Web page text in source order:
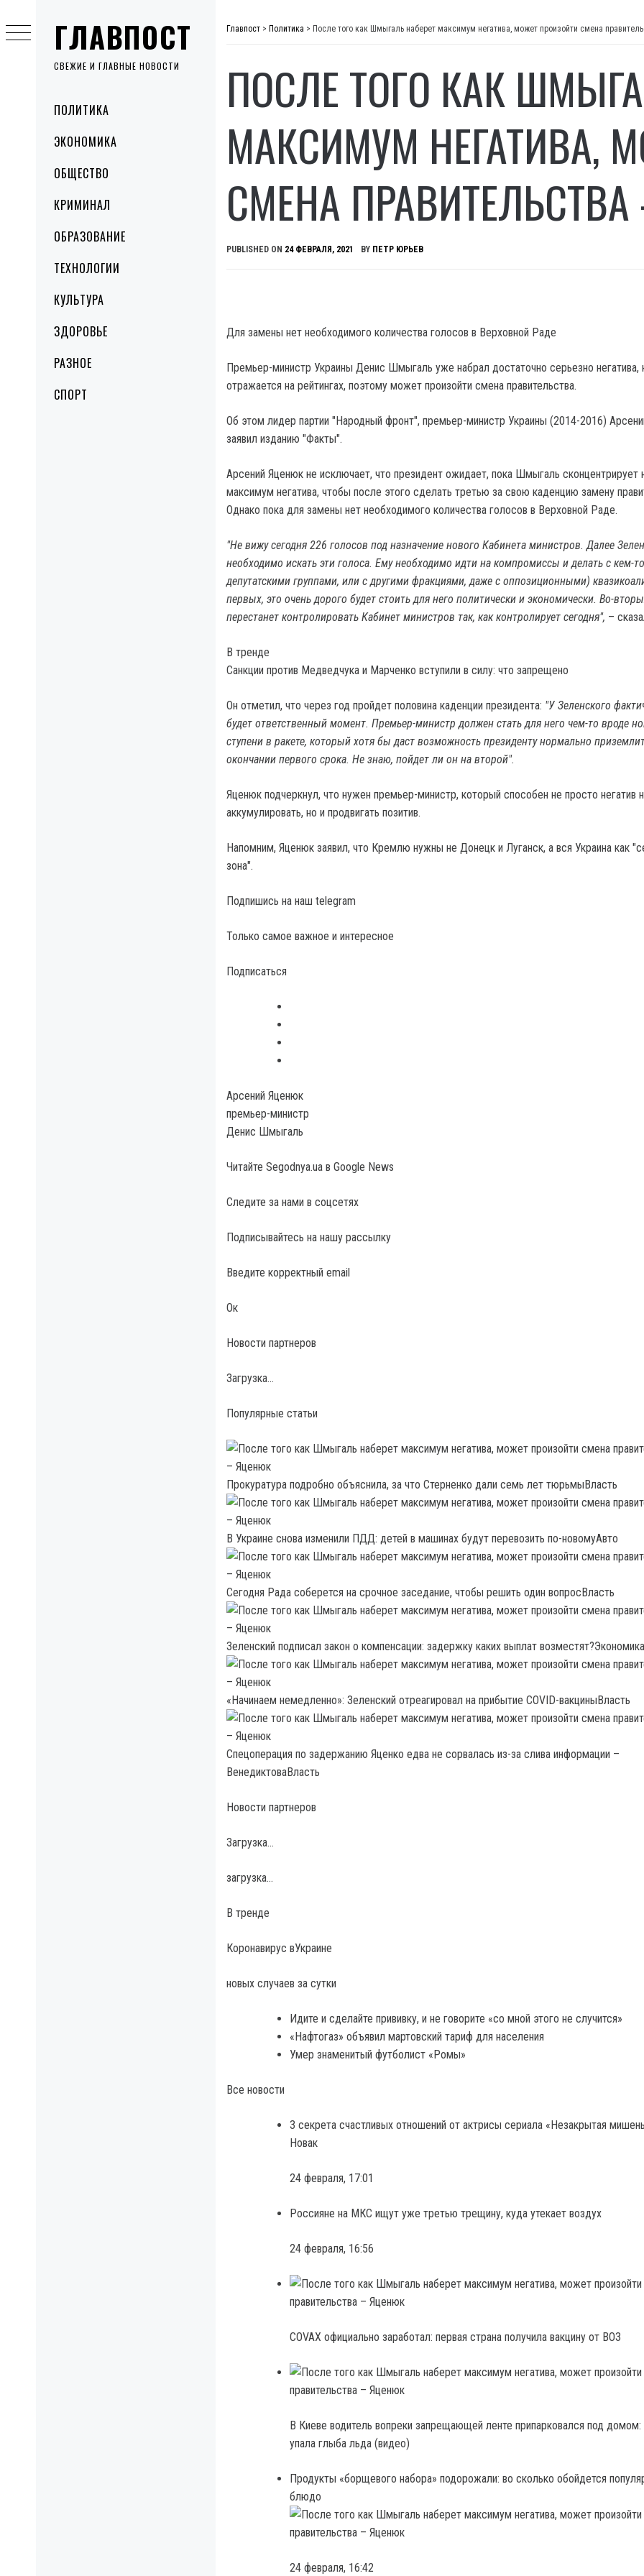
ГЛАВПОСТ
СВЕЖИЕ И ГЛАВНЫЕ НОВОСТИ
MenuПОЛИТИКА
ЭКОНОМИКА
ОБЩЕСТВО
КРИМИНАЛ
ОБРАЗОВАНИЕ
ТЕХНОЛОГИИ
КУЛЬТУРА
ЗДОРОВЬЕ
РАЗНОЕ
СПОРТ
to
content
Главпост > Политика > После того как Шмыгаль наберет максимум негатива, может произойти смена
ПОСЛЕ ТОГО КАК
МАКСИМУМ НЕГАТИВА,
СМЕНА
PUBLISHED ON 24 ФЕВРАЛЯ, 2021 BY ПЕТР ЮРЬЕВ
Для замены нет необходимого количества голосов в Верховной Раде
Премьер-министр Украины Денис Шмыгаль уже набрал достаточно серьезно негатива,
отражается на рейтингах, поэтому может произойти смена правительства.
Об этом лидер партии "Народный фронт", премьер-министр Украины (2014-2016)
заявил изданию "Факты".
Арсений Яценюк не исключает, что президент ожидает, пока Шмыгаль сконцентрирует
максимум негатива, чтобы после этого сделать третью за свою каденцию замену
Однако пока для замены нет необходимого количества голосов в Верховной Раде.
"Не вижу сегодня 226 голосов под назначение нового Кабинета министров. Далее
необходимо искать эти голоса. Ему необходимо идти на компромиссы и делать с кем-
депутатскими группами, или с другими фракциями, даже с оппозиционными)
первых, это очень дорого будет стоить для него политически и экономически. Во-
перестанет контролировать Кабинет министров так, как контролирует сегодня", –
В тренде
Санкции против Медведчука и Марченко вступили в силу: что запрещено
Он отметил, что через год пройдет половина каденции президента: "У Зеленского
будет ответственный момент. Премьер-министр должен стать для него чем-то вроде
ступени в ракете, который хотя бы даст возможность президенту нормально
окончании первого срока. Не знаю, пойдет ли он на второй".
Яценюк подчеркнул, что нужен премьер-министр, который способен не просто негатив
аккумулировать, но и продвигать позитив.
Напомним, Яценюк заявил, что Кремлю нужны не Донецк и Луганск, а вся Украина как
зона".
Подпишись на наш telegram
Только самое важное и интересное
Подписаться
Арсений Яценюк
премьер-министр
Денис Шмыгаль
Читайте Segodnya.ua в Google News
Следите за нами в соцсетях
Подписывайтесь на нашу рассылку
Введите корректный email
Ок
Новости партнеров
Загрузка…
Популярные статьи
Прокуратура подробно объяснила, за что Стерненко дали семь лет тюрьмыВласть
В Украине снова изменили ПДД: детей в машинах будут перевозить по-новомуАвто
Сегодня Рада соберется на срочное заседание, чтобы решить один вопросВласть
Зеленский подписал закон о компенсации: задержку каких выплат возместят?Экономика
«Начинаем немедленно»: Зеленский отреагировал на прибытие COVID-вакциныВласть
Спецоперация по задержанию Яценко едва не сорвалась из-за слива информации –
ВенедиктоваВласть
Новости партнеров
Загрузка…
загрузка…
В тренде
Коронавирус вУкраине
новых случаев за сутки
Идите и сделайте прививку, и не говорите «со мной этого не случится»
«Нафтогаз» объявил мартовский тариф для населения
Умер знаменитый футболист «Ромы»
Все новости
3 секрета счастливых отношений от актрисы сериала «Незакрытая
Новак
24 февраля, 17:01
Россияне на МКС ищут уже третью трещину, куда утекает воздух
24 февраля, 16:56
COVAX официально заработал: первая страна получила вакцину от ВОЗ
В Киеве водитель вопреки запрещающей ленте припарковался под домом:
упала глыба льда (видео)
Продукты «борщевого набора» подорожали: во сколько обойдется
блюдо
24 февраля, 16:42